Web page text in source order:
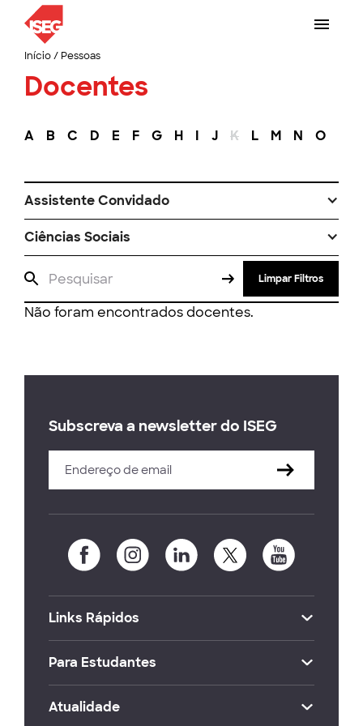
Início/ Pessoas
Docentes
A B C D E F G H I J K L M N O
Assistente Convidado
Ciências Sociais
Limpar Filtros
Não foram encontrados docentes.
Subscreva a newsletter do ISEG
Links Rápidos
Para Estudantes
Atualidade